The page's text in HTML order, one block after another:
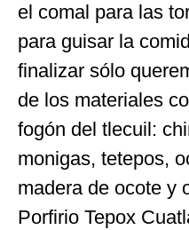
el comal para las
para guisar la
finalizar sólo
de los materiales
fogón del tlecuil:
monigas, tetepos,
madera de ocote y
Porfirio Tepox